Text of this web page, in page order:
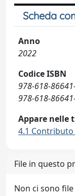
Scheda
Anno
2022
Codice ISBN
978-618-
978-618-
Appare nelle
4.1
File in questo
Non ci sono